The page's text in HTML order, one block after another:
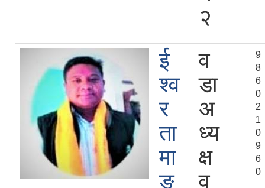
२
ई
श्व
र
ता
मा
ङ
व
डा
अ
ध्य
क्ष
व
9
8
6
0
2
1
0
9
6
0